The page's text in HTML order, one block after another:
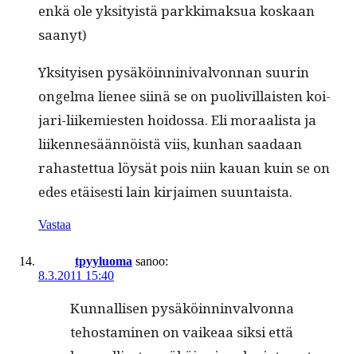
enkä ole yksi­ty­istä parkki­mak­sua koskaan
saanyt)
Yksi­tyisen pysäköin­nini­valvon­nan suurin
ongel­ma lie­nee siinä se on puo­livil­lais­ten koi­
jari-liikemiesten hoi­dos­sa. Eli moraal­ista ja
liiken­nesään­nöistä viis, kun­han saadaan
rahastet­tua löysät pois niin kauan kuin se on
edes etäis­es­ti lain kir­jaimen suuntaista.
Vastaa
tpyyluoma sanoo:
8.3.2011 15:40
Kun­nal­lisen pysäköin­nin­valvon­na
tehost­a­mi­nen on vaikeaa sik­si että